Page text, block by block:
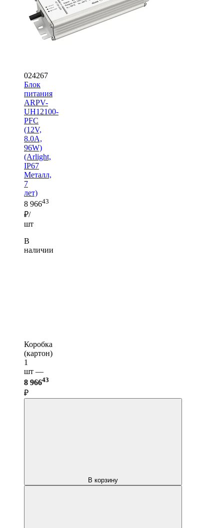
024267
Блок
питания
ARPV-
UH12100-
PFC
(12V,
8.0A,
96W)
(Arlight,
IP67
Металл,
7
лет)
8 96643
₽/
шт
В
наличии
Коробка
(картон)
1
шт —
8 96643
₽
В корзину